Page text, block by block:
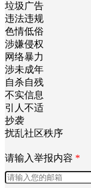
垃圾广告
违法违规
色情低俗
涉嫌侵权
网络暴力
涉未成年
自杀自残
不实信息
引人不适
抄袭
扰乱社区秩序
请输入举报内容 *